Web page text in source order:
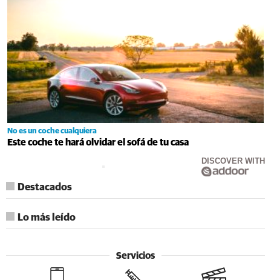
No es un coche cualquiera
Este coche te hará olvidar el sofá de tu casa
DISCOVER WITH
Destacados
Lo más leído
Servicios